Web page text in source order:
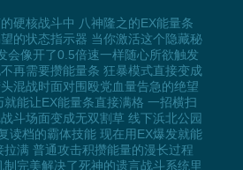
硬核战斗中 八神隆之的EX能量条
的状态指示器 当你激活这个隐藏秘
会像开了0.5倍速一样随心所欲触发
再需要攒能量条 狂暴模式直接变成
混战时面对围殴党血量告急的绝望
能让EX能量条直接满格 一招横扫
斗场面变成无双割草 线下浜北公园
读档的霸体技能 现在用EX爆发就能
满 普通攻击积攒能量的漫长过程
完美解决了死神的遗言战斗系统里